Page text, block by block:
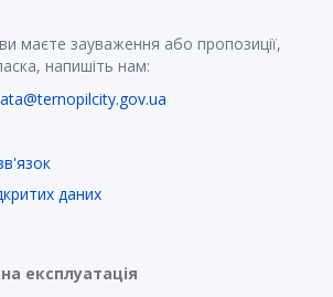
маєте зауваження або пропозиції,
напишіть нам:
даних
експлуатація